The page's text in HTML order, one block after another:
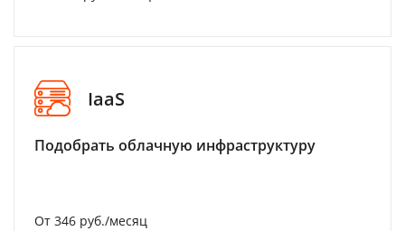
IaaS
Подобрать облачную инфраструктуру
От 346 руб./месяц